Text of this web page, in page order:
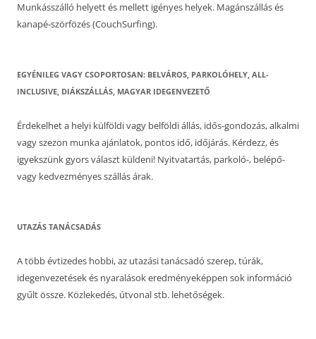
Munkásszálló helyett és mellett igényes helyek. Magánszállás és
kanapé-szörfözés (CouchSurfing).
EGYÉNILEG VAGY CSOPORTOSAN: BELVÁROS, PARKOLÓHELY, ALL-
INCLUSIVE, DIÁKSZÁLLÁS, MAGYAR IDEGENVEZETŐ
Érdekelhet a helyi külföldi vagy belföldi állás, idős-gondozás, alkalmi
vagy szezon munka ajánlatok, pontos idő, időjárás. Kérdezz, és
igyekszünk gyors választ küldeni! Nyitvatartás, parkoló-, belépő-
vagy kedvezményes szállás árak.
UTAZÁS TANÁCSADÁS
A több évtizedes hobbi, az utazási tanácsadó szerep, túrák,
idegenvezetések és nyaralások eredményeképpen sok információ
gyűlt össze. Közlekedés, útvonal stb. lehetőségek.